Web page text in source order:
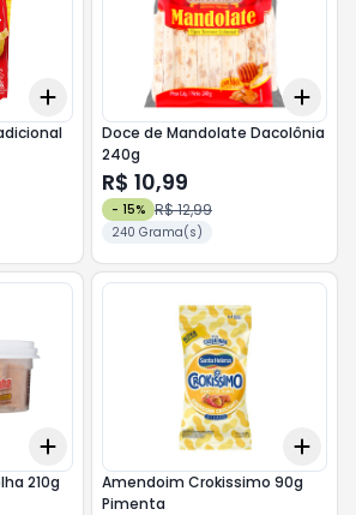
+10
Add Add
Doce de Mandolate Dacolônia
240g
R$ 10,99
- 15% R$ 12,99
240 Grama(s)
Add
210g
Add
Amendoim Crokissimo 90g
Pimenta